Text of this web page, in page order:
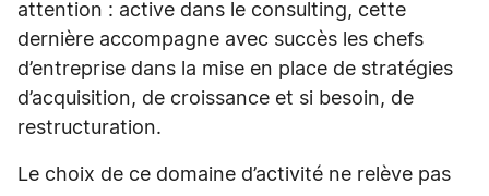
attention : active dans le consulting, cette
dernière accompagne avec succès les chefs
d’entreprise dans la mise en place de stratégies
d’acquisition, de croissance et si besoin, de
restructuration.
Le choix de ce domaine d’activité ne relève pas